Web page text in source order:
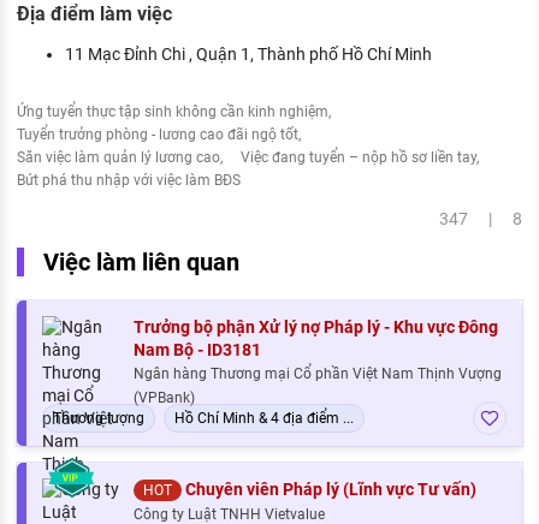
Địa điểm làm việc
11 Mạc Đỉnh Chi , Quận 1, Thành phố Hồ Chí Minh
Ứng tuyển thực tập sinh không cần kinh nghiệm
Tuyển trưởng phòng - lương cao đãi ngộ tốt
Săn việc làm quản lý lương cao
Việc đang tuyển – nộp hồ sơ liền tay
Bứt phá thu nhập với việc làm BĐS
347 | 8
Việc làm liên quan
Trưởng bộ phận Xử lý nợ Pháp lý - Khu vực Đông
Nam Bộ - ID3181
Ngân hàng Thương mại Cổ phần Việt Nam Thịnh Vượng
(VPBank)
Thương lượng
Hồ Chí Minh & 4 địa điểm ...
HOT Chuyên viên Pháp lý (Lĩnh vực Tư vấn)
Công ty Luật TNHH Vietvalue